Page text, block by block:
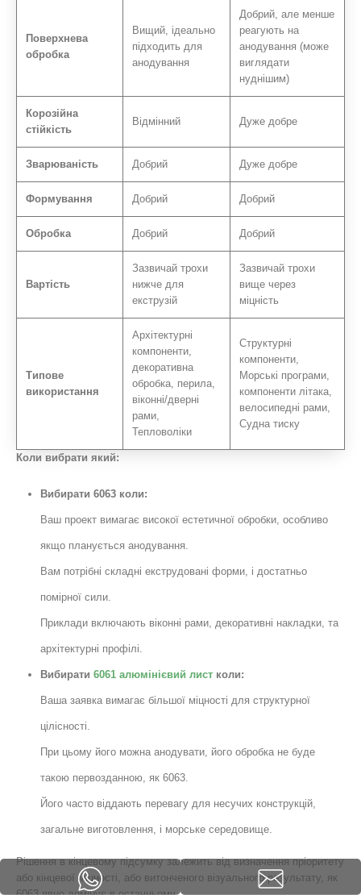
Поверхнева
обробка
Вищий, ідеально
підходить для
анодування
Добрий, але менше
реагують на
анодування (може
виглядати
нуднішим)
Корозійна
стійкість
Відмінний Дуже добре
Зварюваність Добрий Дуже добре
Формування Добрий Добрий
Обробка Добрий Добрий
Вартість
Зазвичай трохи
нижче для
екструзій
Зазвичай трохи
вище через
міцність
Типове
використання
Архітектурні
компоненти,
декоративна
обробка, перила,
віконні/дверні
рами,
Тепловоліки
Структурні
компоненти,
Морські програми,
компоненти літака,
велосипедні рами,
Судна тиску
Коли вибрати який:
Вибирати 6063 коли:
Ваш проект вимагає високої естетичної обробки, особливо
якщо планується анодування.
Вам потрібні складні екструдовані форми, і достатньо
помірної сили.
Приклади включають віконні рами, декоративні накладки, та
архітектурні профілі.
Вибирати 6061 алюмінієвий листколи:
Ваша заявка вимагає більшої міцності для структурної
цілісності.
При цьому його можна анодувати, його обробка не буде
такою первозданною, як 6063.
Його часто віддають перевагу для несучих конструкцій,
загальне виготовлення, і морське середовище.
Рішення в кінцевому підсумку залежить від визначення пріоритету
або кінцевої міцності, або витонченого візуального результату, як